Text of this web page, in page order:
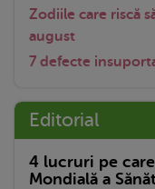
Zodiile care riscă
august
7 defecte
Editorial
4 lucruri pe
Mondială a